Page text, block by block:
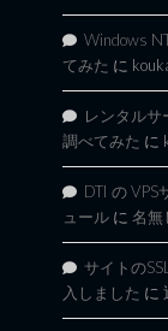
Windows
てみた に
レンタル
調べてみた に
DTI の
ュール に 名無
サイトの
入しました に